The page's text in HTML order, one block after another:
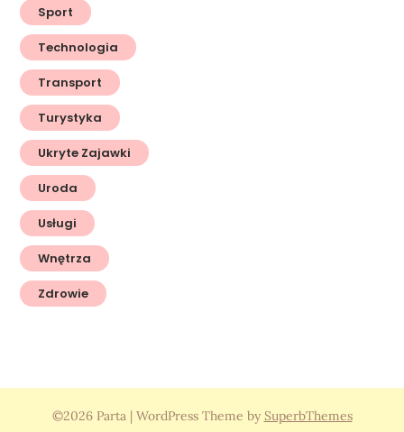
Sport
Technologia
Transport
Turystyka
Ukryte Zajawki
Uroda
Usługi
Wnętrza
Zdrowie
©2026 Parta | WordPress Theme by SuperbThemes